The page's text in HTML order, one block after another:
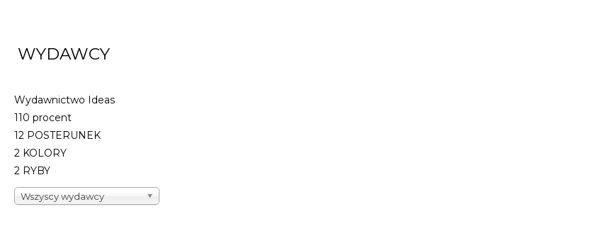
WYDAWCY
Wydawnictwo Ideas
110 procent
12 POSTERUNEK
2 KOLORY
2 RYBY
Wszyscy wydawcy